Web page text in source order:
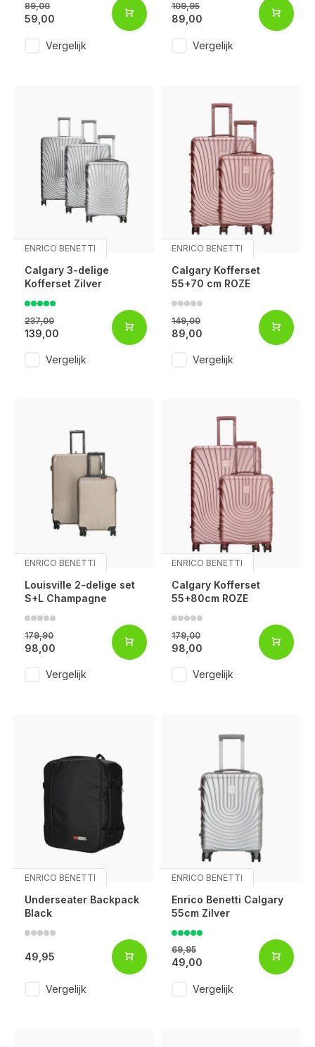
89,00
59,00
Vergelijk
109,95
89,00
Vergelijk
ENRICO BENETTI
Calgary 3-delige
Kofferset Zilver
237,00
139,00
Vergelijk
ENRICO BENETTI
Calgary Kofferset
55+70 cm ROZE
149,00
89,00
Vergelijk
ENRICO BENETTI
Louisville 2-delige set
S+L Champagne
179,90
98,00
Vergelijk
ENRICO BENETTI
Calgary Kofferset
55+80cm ROZE
179,00
98,00
Vergelijk
ENRICO BENETTI
Underseater Backpack
Black
49,95
Vergelijk
ENRICO BENETTI
Enrico Benetti Calgary
55cm Zilver
69,95
49,00
Vergelijk